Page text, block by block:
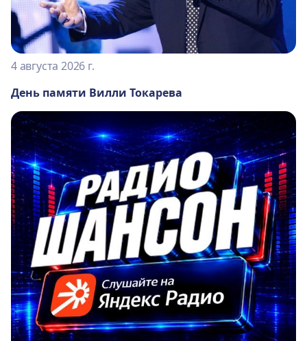
4 августа 2026 г.
День памяти Вилли Токарева